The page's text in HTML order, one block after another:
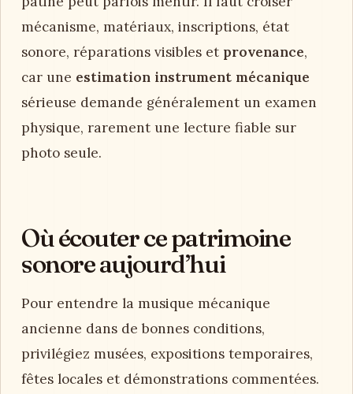
mécanisme, matériaux, inscriptions, état
sonore, réparations visibles et provenance,
car une estimation instrument mécanique
sérieuse demande généralement un examen
physique, rarement une lecture fiable sur
photo seule.
Où écouter ce patrimoine
sonore aujourd’hui
Pour entendre la musique mécanique
ancienne dans de bonnes conditions,
privilégiez musées, expositions temporaires,
fêtes locales et démonstrations commentées.